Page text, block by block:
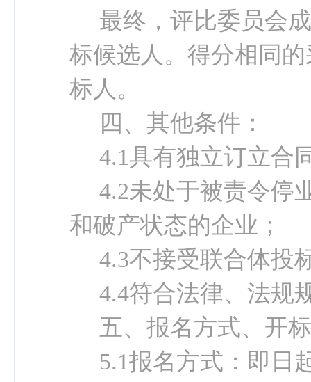
最终，评比委员会
标候选人。 得分相同
标人。
四、其他条件：
4.1具有独立订立合
4.2未处于被责令停
和破产状态的企业；
4.3不接受联合体投
4.4符合法律、法规
五、报名方式、开
5.1报名方式：即日